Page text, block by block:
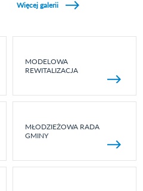
Więcej galerii
MODELOWA
REWITALIZACJA
MŁODZIEŻOWA RADA
GMINY